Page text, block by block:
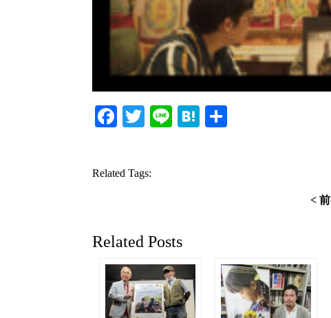
Facebook
TwitterLineHatena
Related Tags:
<
Related Posts